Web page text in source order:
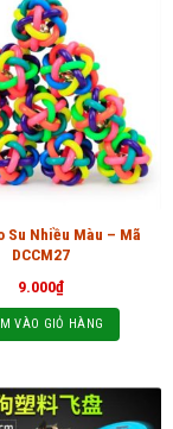
Su Nhiều Màu – Mã
DCCM27
9.000₫
VÀO GIỎ HÀNG